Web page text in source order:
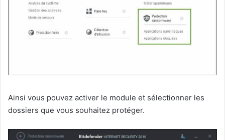
Ainsi vous pouvez activer le module et sélectionner les
dossiers que vous souhaitez protéger.